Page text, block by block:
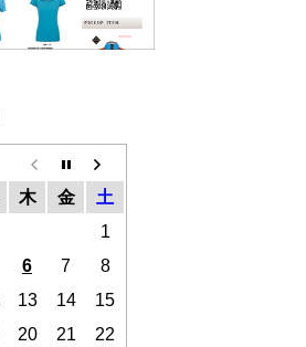
木 金
土
1
6 7
8
13 14
15
20 21 22